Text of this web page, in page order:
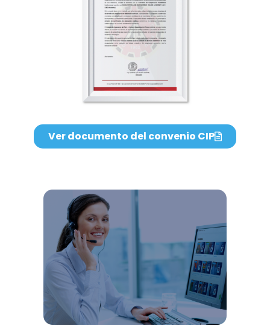
Ver documento del convenio CIP